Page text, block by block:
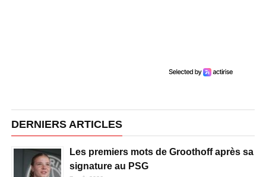
DERNIERS ARTICLES
Les premiers mots de Groothoff après sa
signature au PSG